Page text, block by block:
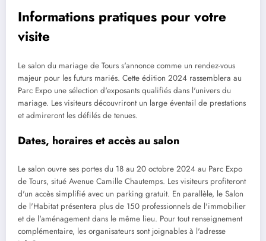
Informations pratiques pour votre
visite
Le salon du mariage de Tours s'annonce comme un rendez-vous
majeur pour les futurs mariés. Cette édition 2024 rassemblera au
Parc Expo une sélection d'exposants qualifiés dans l'univers du
mariage. Les visiteurs découvriront un large éventail de prestations
et admireront les défilés de tenues.
Dates, horaires et accès au salon
Le salon ouvre ses portes du 18 au 20 octobre 2024 au Parc Expo
de Tours, situé Avenue Camille Chautemps. Les visiteurs profiteront
d'un accès simplifié avec un parking gratuit. En parallèle, le Salon
de l'Habitat présentera plus de 150 professionnels de l'immobilier
et de l'aménagement dans le même lieu. Pour tout renseignement
complémentaire, les organisateurs sont joignables à l'adresse